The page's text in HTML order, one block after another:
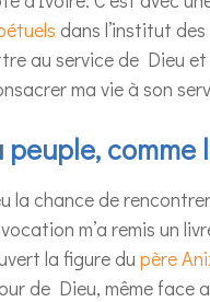
dans l’institut
au service de Dieu et
ma vie à son
comme
la chance de
m’a remis un
la figure du père
de Dieu, même face